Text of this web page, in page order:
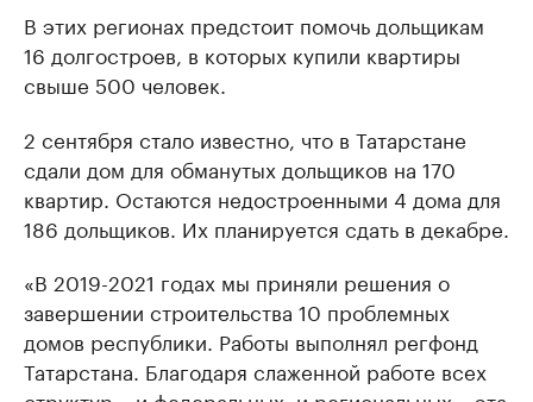
В этих регионах предстоит помочь дольщикам
16 долгостроев, в которых купили квартиры
свыше 500 человек.
2 сентября стало известно, что в Татарстане
сдали дом для обманутых дольщиков на 170
квартир. Остаются недостроенными 4 дома для
186 дольщиков. Их планируется сдать в декабре.
«В 2019-2021 годах мы приняли решения о
завершении строительства 10 проблемных
домов республики. Работы выполнял регфонд
Татарстана. Благодаря слаженной работе всех